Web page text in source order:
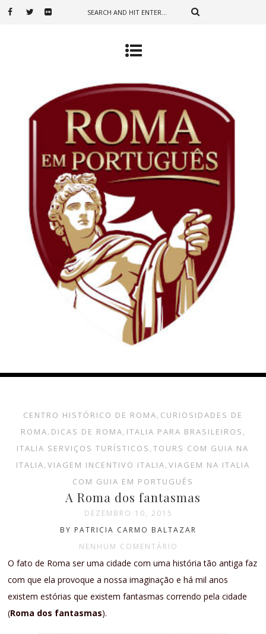
CENTRO HISTÓRICO DE ROMA, CURIOSIDADES DE
ROMA, DICAS DE ROMA, ITALIA PARA BRASILEIROS ,
ITALIA SERVIÇOS TURÍSTICOS ,TOURS COM GUIA NA
ITALIA, VIAGEM INCENTIVO ITALIA, VIAGEM NA ITALIA
COM GUIA EM PORTUGUÊS
A Roma dos fantasmas
DEZEMBRO 10, 2015
BY PATRICIA CARMO BALTAZAR
NENHUM COMENTÁRIO
O fato de Roma ser uma cidade com uma história tão antiga faz
com que ela provoque a nossa imaginação e há mil anos
existem estórias que existem fantasmas correndo pela cidade
(Roma dos fantasmas).